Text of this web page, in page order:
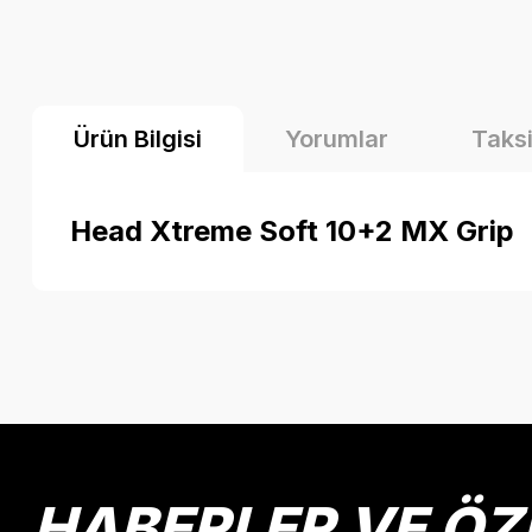
Ürün Bilgisi Yorumlar
Head Xtreme Soft 10+2 MX Grip
Ürün resmi kalitesiz, bozuk veya görüntülenemiyor.
Ürün fiyatı diğer sitelerden daha pahalı.